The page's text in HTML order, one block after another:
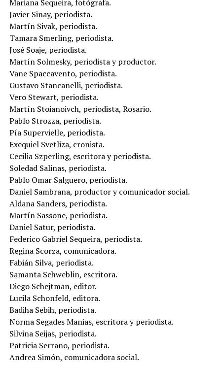
Mariana Sequeira, fotógrafa.
Javier Sinay, periodista.
Martín Sivak, periodista.
Tamara Smerling, periodista.
José Soaje, periodista.
Martín Solmesky, periodista y productor.
Vane Spaccavento, periodista.
Gustavo Stancanelli, periodista.
Vero Stewart, periodista.
Martín Stoianoivch, periodista, Rosario.
Pablo Strozza, periodista.
Pía Supervielle, periodista.
Exequiel Svetliza, cronista.
Cecilia Szperling, escritora y periodista.
Soledad Salinas, periodista.
Pablo Omar Salguero, periodista.
Daniel Sambrana, productor y comunicador social.
Aldana Sanders, periodista.
Martín Sassone, periodista.
Daniel Satur, periodista.
Federico Gabriel Sequeira, periodista.
Regina Scorza, comunicadora.
Fabián Silva, periodista.
Samanta Schweblin, escritora.
Diego Schejtman, editor.
Lucila Schonfeld, editora.
Badiha Sebih, periodista.
Norma Segades Manias, escritora y periodista.
Silvina Seijas, periodista.
Patricia Serrano, periodista.
Andrea Simón, comunicadora social.